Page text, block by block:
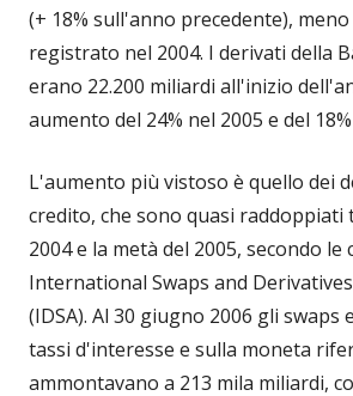
(+ 18% sull'anno precedente), meno
registrato nel 2004. I derivati della
erano 22.200 miliardi all'inizio
aumento del 24% nel 2005 e del
L'aumento più vistoso è quello dei
credito, che sono quasi raddoppiati
2004 e la metà del 2005, secondo le
International Swaps and
(IDSA). Al 30 giugno 2006 gli swaps
tassi d'interesse e sulla moneta
ammontavano a 213 mila miliardi,